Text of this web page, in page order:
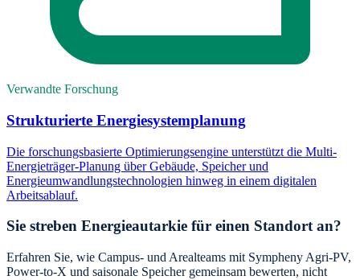
Verwandte Forschung
Strukturierte Energiesystemplanung
Die forschungsbasierte Optimierungsengine unterstützt die Multi-
Energieträger-Planung über Gebäude, Speicher und
Energieumwandlungstechnologien hinweg in einem digitalen
Arbeitsablauf.
Sie streben Energieautarkie für einen Standort an?
Erfahren Sie, wie Campus- und Arealteams mit Sympheny Agri-PV,
Power-to-X und saisonale Speicher gemeinsam bewerten, nicht